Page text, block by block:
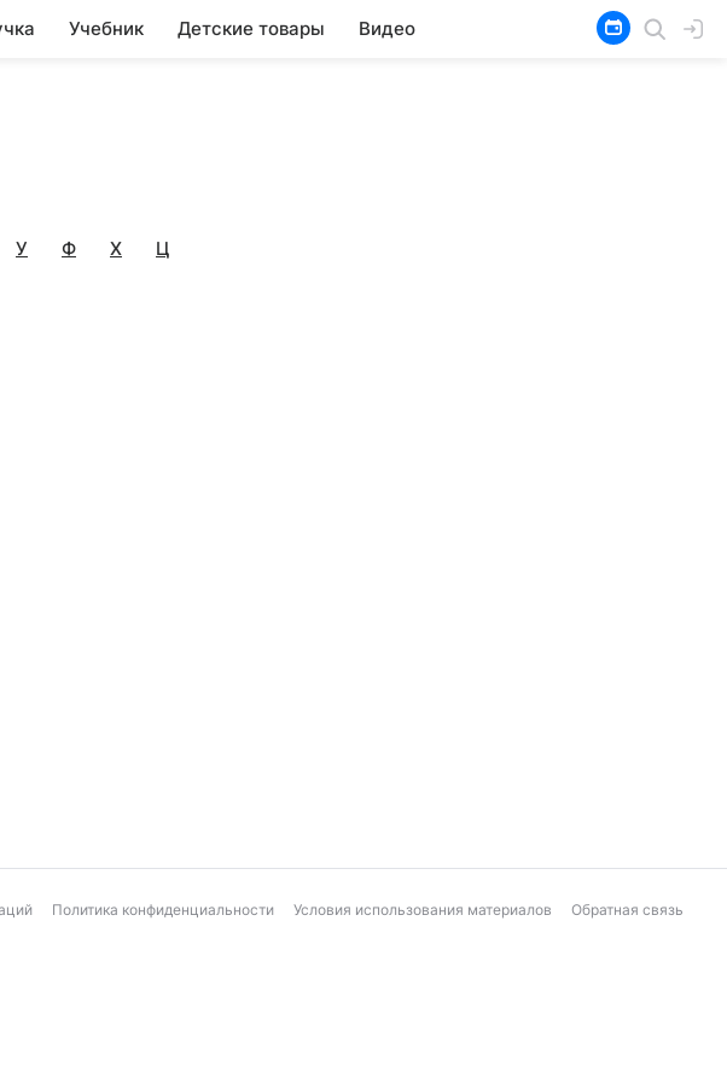
Учебник Детские товары Видео
У Ф Х Ц
Политика конфиденциальности Условия использования материалов Обратная связь